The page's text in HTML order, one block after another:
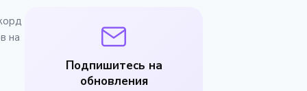
на
Подпишитесь на
обновления